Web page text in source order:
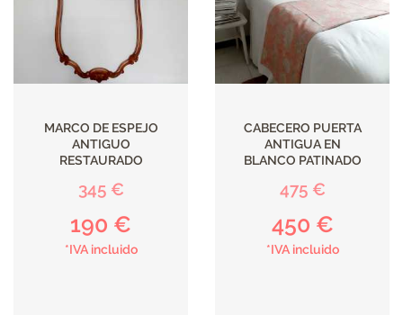
MARCO DE ESPEJO
ANTIGUO
RESTAURADO
345 €
190 €
*IVA incluido
CABECERO PUERTA
ANTIGUA EN
BLANCO PATINADO
475 €
450 €
*IVA incluido